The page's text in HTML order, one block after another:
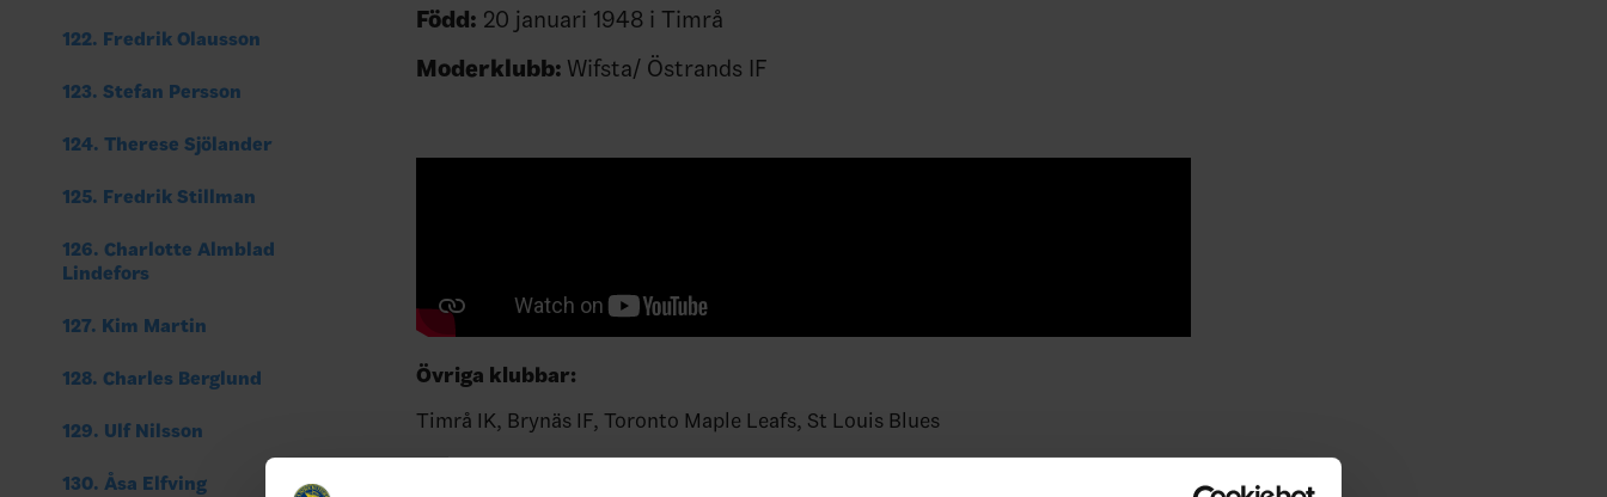
122. Fredrik Olausson
123. Stefan Persson
124. Therese Sjölander
125. Fredrik Stillman
126. Charlotte Almblad
Lindefors
127. Kim Martin
128. Charles Berglund
129. Ulf Nilsson
130. Åsa Elfving
Född: 20 januari 1948 i Timrå
Moderklubb: Wifsta/ Östrands IF
Övriga klubbar:
Timrå IK, Brynäs IF, Toronto Maple Leafs, St Louis Blues